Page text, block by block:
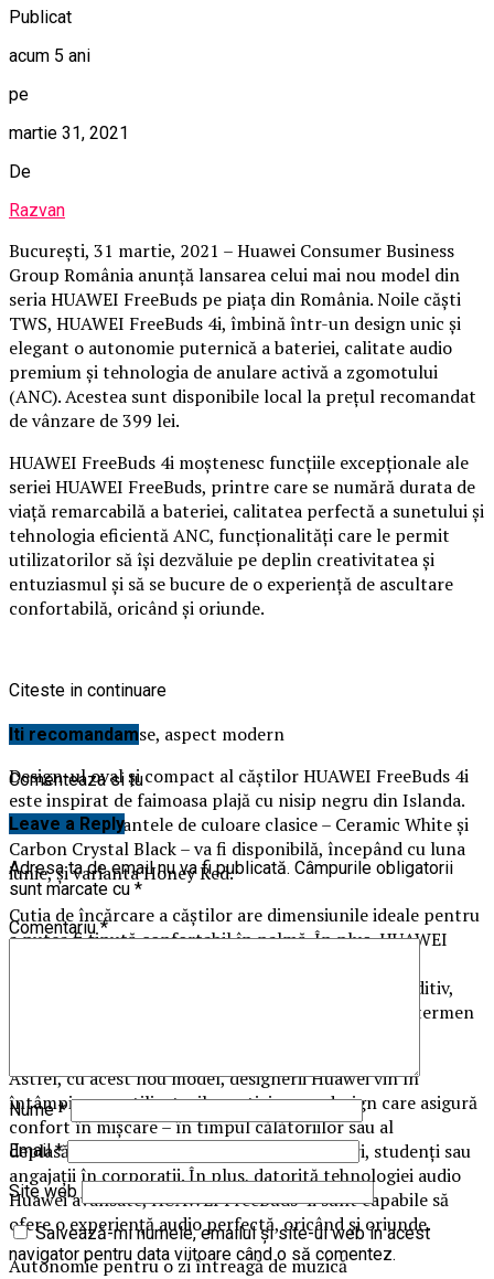
Publicat
acum 5 ani
pe
martie 31, 2021
De
Razvan
București, 31 martie, 2021 – Huawei Consumer Business
Group România anunță lansarea celui mai nou model din
seria HUAWEI FreeBuds pe piața din România. Noile căști
TWS, HUAWEI FreeBuds 4i, îmbină într-un design unic și
elegant o autonomie puternică a bateriei, calitate audio
premium și tehnologia de anulare activă a zgomotului
(ANC). Acestea sunt disponibile local la prețul recomandat
de vânzare de 399 lei.
HUAWEI FreeBuds 4i moștenesc funcțiile excepționale ale
seriei HUAWEI FreeBuds, printre care se numără durata de
viață remarcabilă a bateriei, calitatea perfectă a sunetului și
tehnologia eficientă ANC, funcționalități care le permit
utilizatorilor să își dezvăluie pe deplin creativitatea și
entuziasmul și să se bucure de o experiență de ascultare
confortabilă, oricând și oriunde.
Dimensiuni reduse, aspect modern
Design-ul oval și compact al căștilor HUAWEI FreeBuds 4i
este inspirat de faimoasa plajă cu nisip negru din Islanda.
Alături de variantele de culoare clasice – Ceramic White și
Carbon Crystal Black – va fi disponibilă, începând cu luna
iunie, și varianta Honey Red.
Cutia de încărcare a căștilor are dimensiunile ideale pentru
a putea fi ținută confortabil în palmă. În plus, HUAWEI
adoptând un design care se potrivește canalului auditiv,
îmbunătățind considerabil confortul la purtare pe termen
Astfel, cu acest nou model, designerii Huawei vin în
întâmpinarea utilizatorilor activi cu un design care asigură
confort în mișcare – în timpul călătoriilor sau al
deplasărilor, căștile fiind ideale pentru tineri, studenți sau
angajații în corporații. În plus, datorită tehnologiei audio
Huawei avansate, HUAWEI FreeBuds 4i sunt capabile să
ofere o experiență audio perfectă, oricând și oriunde.
Autonomie pentru o zi întreagă de muzică
Citeste in continuare
Iti recomandam
Comenteaza si tu
Leave a Reply
Adresa ta de email nu va fi publicată. Câmpurile obligatorii
sunt marcate cu *
Comentariu*
Nume*
Email*
Site web
Salvează-mi numele, emailul și site-ul web în acest
navigator pentru data viitoare când o să comentez.